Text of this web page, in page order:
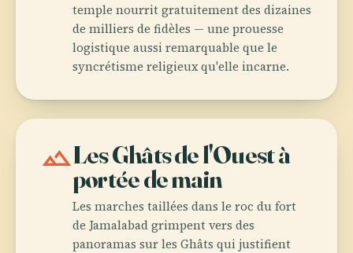
temple nourrit gratuitement des dizaines
de milliers de fidèles — une prouesse
logistique aussi remarquable que le
syncrétisme religieux qu'elle incarne.
landscapeLes Ghâts de l'Ouest à
portée de main
Les marches taillées dans le roc du fort
de Jamalabad grimpent vers des
panoramas sur les Ghâts qui justifient